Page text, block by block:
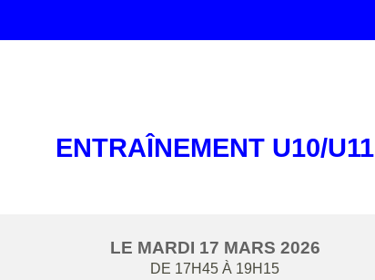
ENTRAÎNEMENT U10/U11
LE MARDI 17 MARS 2026
DE 17H45 À 19H15